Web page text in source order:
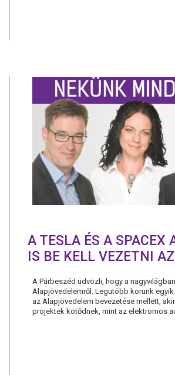
A TESLA ÉS A
IS BE KELL VEZETNI
A Párbeszéd üdvözli, hogy a
Alapjövedelemről. Legutóbb korunk
az Alapjövedelem bevezetése mellett,
projektek kötődnek, mint az elektromos